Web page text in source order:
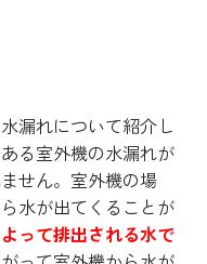
漏れについて紹介し
る室外機の水漏れが
せん。室外機の場
水が出てくることが
って排出される水で